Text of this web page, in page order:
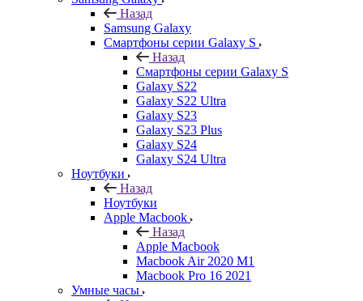
Назад
Samsung Galaxy
Смартфоны серии Galaxy S
Назад
Смартфоны серии Galaxy S
Galaxy S22
Galaxy S22 Ultra
Galaxy S23
Galaxy S23 Plus
Galaxy S24
Galaxy S24 Ultra
Ноутбуки
Назад
Ноутбуки
Apple Macbook
Назад
Apple Macbook
Macbook Air 2020 M1
Macbook Pro 16 2021
Умные часы